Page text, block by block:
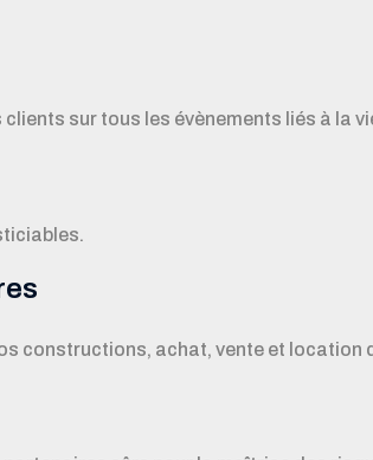
sur tous les évènements liés à la
constructions, achat, vente et location